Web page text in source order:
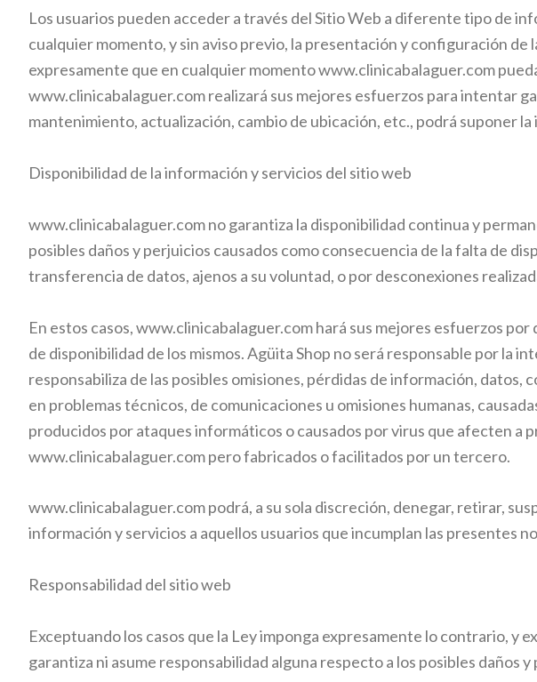
Los usuarios pueden acceder a través del Sitio Web a diferente tipo de
cualquier momento, y sin aviso previo, la presentación y configuración
expresamente que en cualquier momentowww.clinicabalaguer.com
www.clinicabalaguer.comrealizará sus mejores esfuerzos para intentar
mantenimiento, actualización, cambio de ubicación, etc., podrá suponer
Disponibilidad de la información y servicios del sitio web
www.clinicabalaguer.comno garantiza la disponibilidad continua y
posibles daños y perjuicios causados como consecuencia de la falta de
transferencia de datos, ajenos a su voluntad, o por desconexiones
En estos casos,www.clinicabalaguer.comhará sus mejores esfuerzos
de disponibilidad de los mismos. Agüita Shop no será responsable por la
responsabiliza de las posibles omisiones, pérdidas de información,
en problemas técnicos, de comunicaciones u omisiones humanas,
producidos por ataques informáticos o causados por virus que afecten a
www.clinicabalaguer.compero fabricados o facilitados por un tercero.
www.clinicabalaguer.compodrá, a su sola discreción, denegar, retirar,
información y servicios a aquellos usuarios que incumplan las presentes
Responsabilidad del sitio web
Exceptuando los casos que la Ley imponga expresamente lo contrario, y
garantiza ni asume responsabilidad alguna respecto a los posibles daños